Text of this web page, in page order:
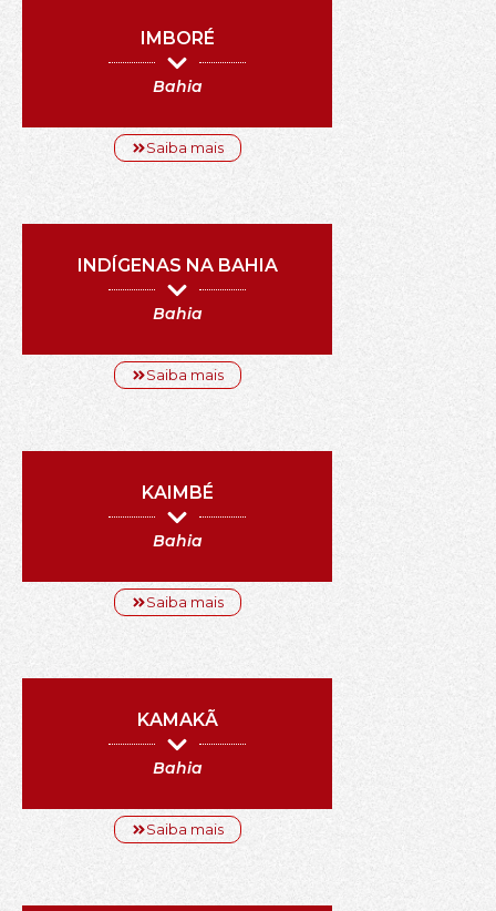
IMBORÉ
Bahia
Saiba mais
INDÍGENAS NA BAHIA
Bahia
Saiba mais
KAIMBÉ
Bahia
Saiba mais
KAMAKÃ
Bahia
Saiba mais